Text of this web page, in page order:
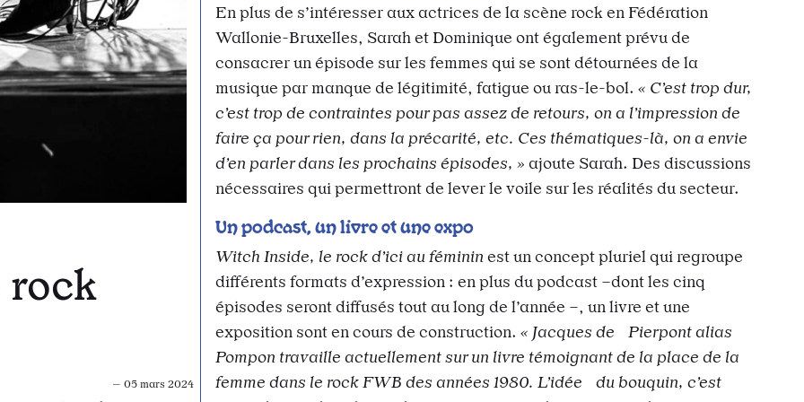
rock
— 05 mars 2024
En plus de s’intéresser aux actrices de la scène rock en Fédération
Wallonie-Bruxelles, Sarah et Dominique ont également prévu de
consacrer un épisode sur les femmes qui se sont détournées de la
musique par manque de légitimité, fatigue ou ras-le-bol. « C’est trop dur,
c’est trop de contraintes pour pas assez de retours, on a l’impression de
faire ça pour rien, dans la précarité, etc. Ces thématiques-là, on a envie
d’en parler dans les prochains épisodes, » ajoute Sarah. Des discussions
nécessaires qui permettront de lever le voile sur les réalités du secteur.
Un podcast, un livre et une expo
Witch Inside, le rock d’ici au féminin est un concept pluriel qui regroupe
différents formats d’expression : en plus du podcast –dont les cinq
épisodes seront diffusés tout au long de l’année –, un livre et une
exposition sont en cours de construction. « Jacques de Pierpont alias
Pompon travaille actuellement sur un livre témoignant de la place de la
femme dans le rock FWB des années 1980. L’idée du bouquin, c’est